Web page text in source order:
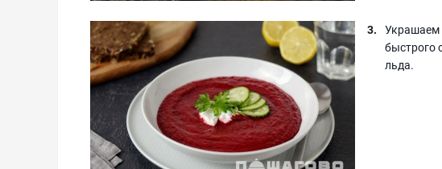
Украшаем
быстрого
льда.